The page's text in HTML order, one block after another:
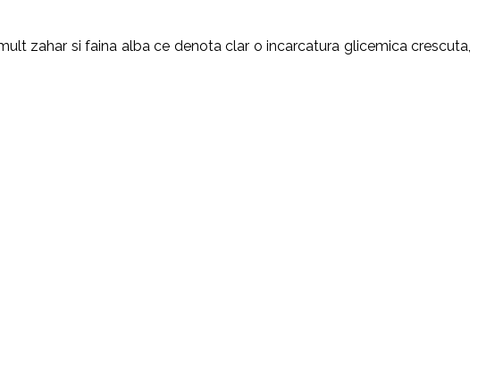
zahar si faina alba ce denota clar o incarcatura glicemica crescuta,